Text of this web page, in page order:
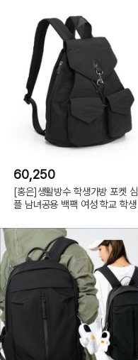
60,250
[홍은]생활방수 학생가방 포켓 심
플 남녀공용 백팩 여성 학교 학생